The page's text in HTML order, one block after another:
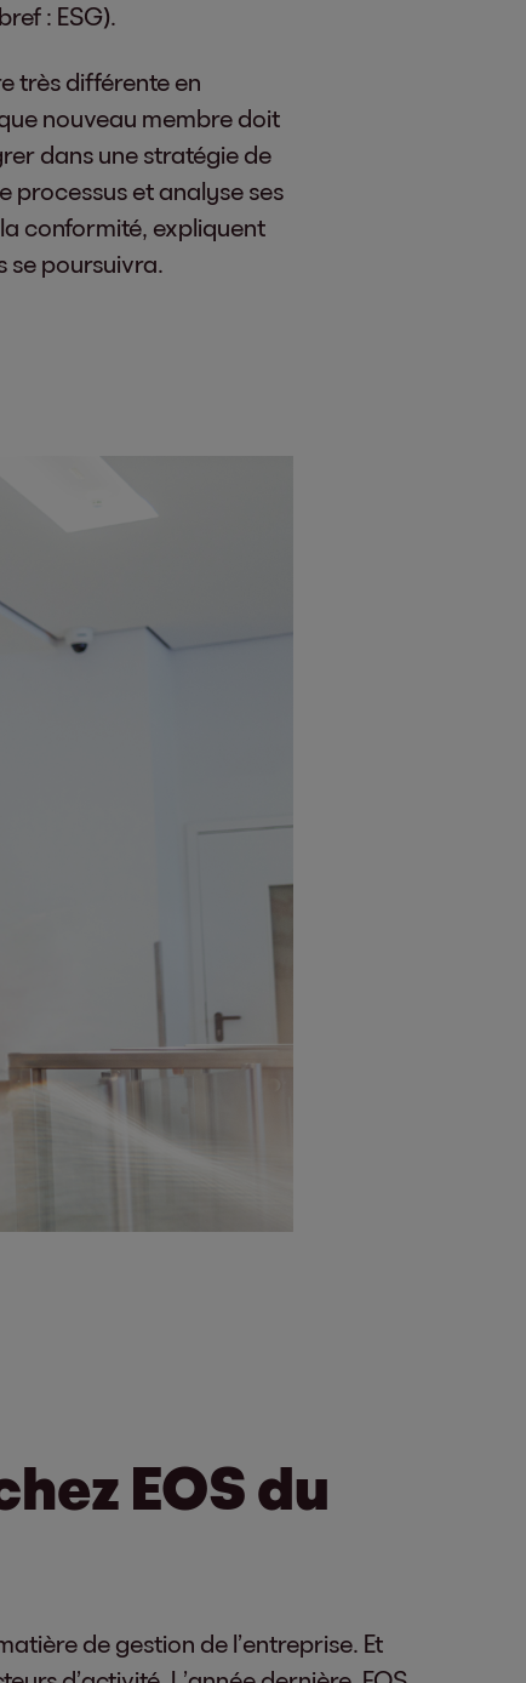
: ESG).
très différente en
nouveau membre doit
dans une stratégie de
processus et analyse ses
conformité, expliquent
se poursuivra.
EOS du
de gestion de l’entreprise. Et